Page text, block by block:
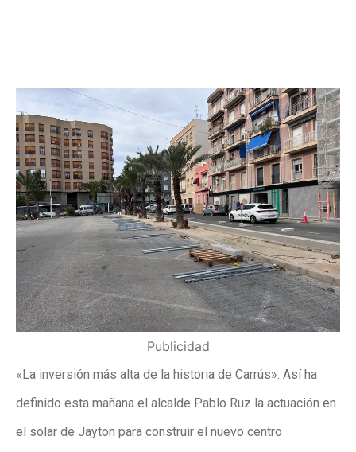
Publicidad
«La inversión más alta de la historia de Carrús». Así ha
definido esta mañana el alcalde Pablo Ruz la actuación en
el solar de Jayton para construir el nuevo centro